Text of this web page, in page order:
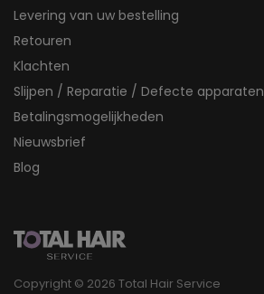
Levering van uw bestelling
Retouren
Klachten
Slijpen / Reparatie / Defecte apparaten
Betalingsmogelijkheden
Nieuwsbrief
Blog
Copyright © 2026 Total Hair Service